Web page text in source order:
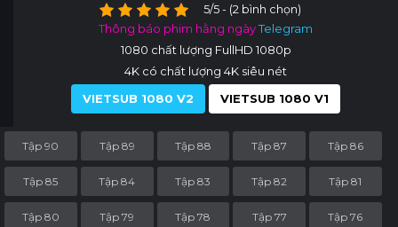
5/5 - (2 bình chọn)
Thông báo phim hằng ngàyTelegram
1080 chất lượng FullHD 1080p
4K có chất lượng 4K siêu nét
VIETSUB 1080 V2
VIETSUB 1080 V1
Tập 90 Tập 89 Tập 88 Tập 87 Tập 86
Tập 85 Tập 84 Tập 83 Tập 82 Tập 81
Tập 80 Tập 79 Tập 78 Tập 77 Tập 76